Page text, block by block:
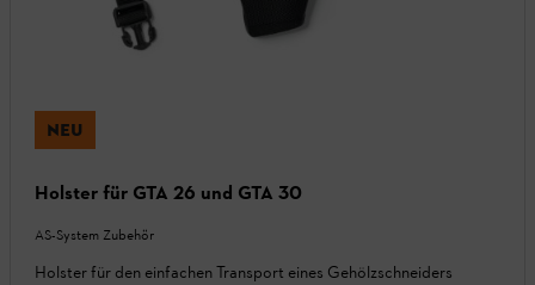
NEU
Holster für GTA 26 und GTA 30
AS-System Zubehör
Holster für den einfachen Transport eines Gehölzschneiders